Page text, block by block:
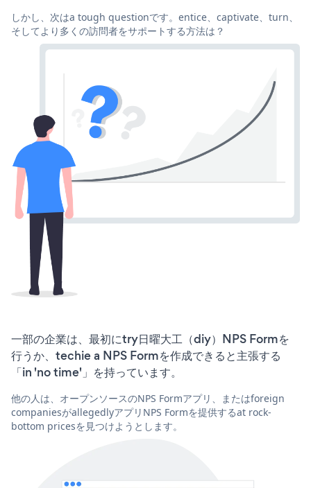
しかし、次はa tough questionです。entice、captivate、turn、
そしてより多くの訪問者をサポートする方法は？
一部の企業は、最初にtry日曜大工（diy）NPS Formを
行うか、techie a NPS Formを作成できると主張する
「in 'no time'」を持っています。
他の人は、オープンソースのNPS Formアプリ、またはforeign
companiesがallegedlyアプリNPS Formを提供するat rock-
bottom pricesを見つけようとします。